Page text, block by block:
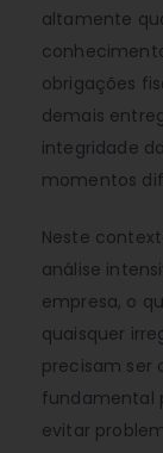
altamente
obrigações
demais
integridade
momentos
Neste
análise
empresa, o
quaisquer
precisam ser
fundamental
evitar